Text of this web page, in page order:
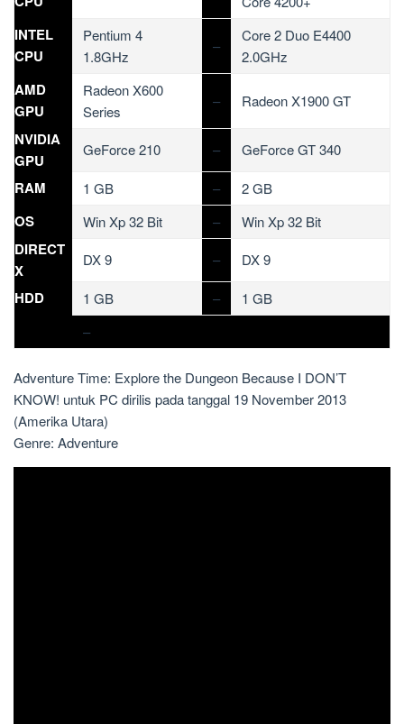
INTEL
CPU
Pentium 4
1.8GHz
–
Core 2 Duo E4400
2.0GHz
AMD
GPU
Radeon X600
Series
– Radeon X1900 GT
NVIDIA
GPU
GeForce 210 – GeForce GT 340
RAM 1 GB – 2 GB
OS Win Xp 32 Bit – Win Xp 32 Bit
DIRECT
X
DX 9 – DX 9
HDD 1 GB –
1 GB
–
Adventure Time: Explore the Dungeon Because I DON’T
KNOW! untuk PC dirilis pada tanggal 19 November 2013
(Amerika Utara)
Genre: Adventure